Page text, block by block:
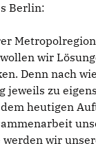
Berlin:
wir
Denn nach
jeweils zu
heutigen
wir